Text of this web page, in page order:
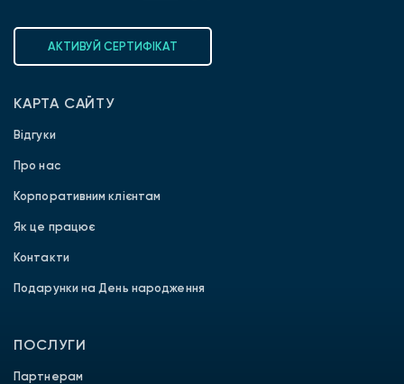
АКТИВУЙ СЕРТИФІКАТ
КАРТА САЙТУ
Відгуки
Про нас
Корпоративним клієнтам
Як це працює
Контакти
Подарунки на День народження
ПОСЛУГИ
Партнерам